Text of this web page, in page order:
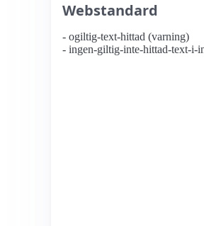
Webstandard
- ogiltig-text-hittad (varning)
- ingen-giltig-inte-hittad-text-i-